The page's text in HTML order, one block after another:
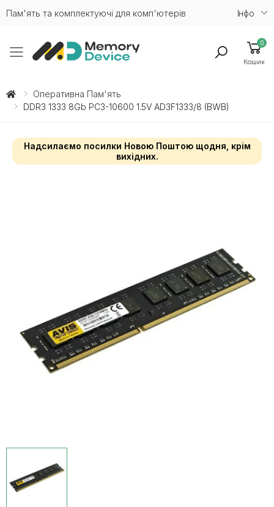
Пам'ять та комплектуючі для комп'ютерів Iнфо
Toggle mobile menu
0
Кошик
Оперативна Пам'ять
DDR3 1333 8Gb PC3-10600 1.5V AD3F1333/8 (BWB)
Надсилаємо посилки Новою Поштою щодня, крім
вихідних.